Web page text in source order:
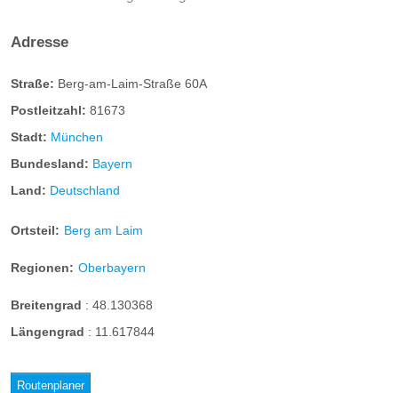
Adresse
Straße: Berg-am-Laim-Straße 60A
Postleitzahl: 81673
Stadt: München
Bundesland: Bayern
Land: Deutschland
Ortsteil: Berg am Laim
Regionen: Oberbayern
Breitengrad : 48.130368
Längengrad : 11.617844
Routenplaner